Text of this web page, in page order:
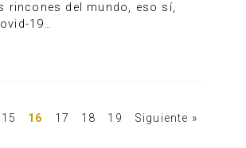
rincones del mundo, eso sí,
19…
15 16 17 18 19 Siguiente »